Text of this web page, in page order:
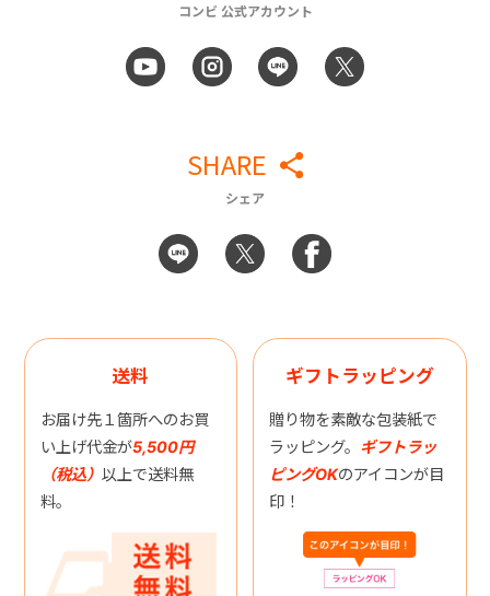
コンビ 公式アカウント
SHARE
シェア
送料
お届け先１箇所へのお買
い上げ代金が5,500円
（税込） 以上で送料無
料。
ギフトラッピング
贈り物を素敵な包装紙で
ラッピング。 ギフトラッ
ピングOKのアイコンが目
印！